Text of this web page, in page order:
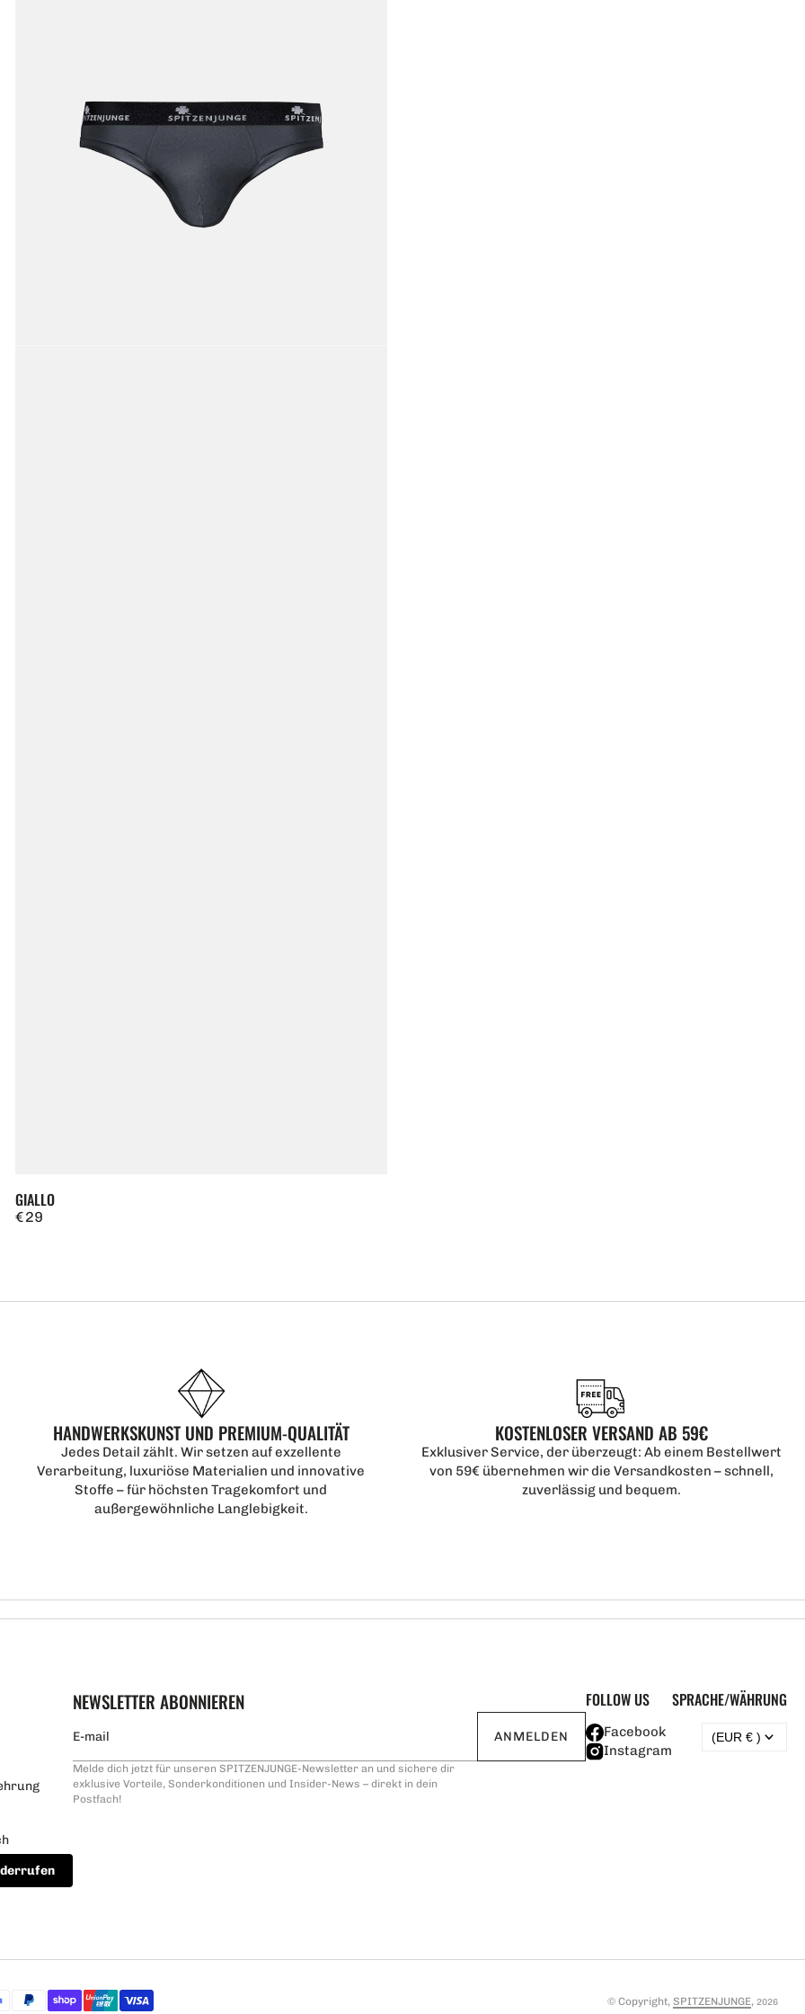
GIALLO
Regulärer
€ 29
HANDWERKSKUNST UND PREMIUM-QUALITÄT
Jedes Detail zählt. Wir setzen auf exzellente
Verarbeitung, luxuriöse Materialien und innovative
Stoffe – für höchsten Tragekomfort und
außergewöhnliche Langlebigkeit.
KOSTENLOSER VERSAND AB 59€
Exklusiver Service, der überzeugt: Ab einem Bestellwert
von 59€ übernehmen wir die Versandkosten – schnell,
zuverlässig und bequem.
NEWSLETTER ABONNIEREN
ANMELDEN
Melde dich jetzt für unseren SPITZENJUNGE-Newsletter an und sichere dir
exklusive Vorteile, Sonderkonditionen und Insider-News – direkt in dein
Postfach!
FOLLOW US
Facebook
Instagram
SPRACHE/WÄHRUNG
(EUR € )
© Copyright, SPITZENJUNGE, 2026